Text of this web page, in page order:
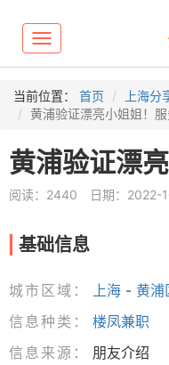
Toggle
navigation
当前位置： 首页 上海分
黄浦验证漂亮小姐姐！
黄浦验证漂
阅读：2440 日期：2022-
基础信息
城市区域： 上海 - 黄浦
信息种类：
楼凤兼职
信息来源：
朋友介绍